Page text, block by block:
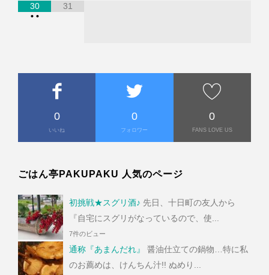
30
• •
31
0
いいね
0
フォロワー
0
FANS LOVE US
ごはん亭PAKUPAKU 人気のページ
初挑戦★スグリ酒♪ 先日、十日町の友人から
『自宅にスグリがなっているので、使...
7件のビュー
通称『あまんだれ』
醤油仕立ての鍋物…特に私
のお薦めは、けんちん汁!! ぬめり...